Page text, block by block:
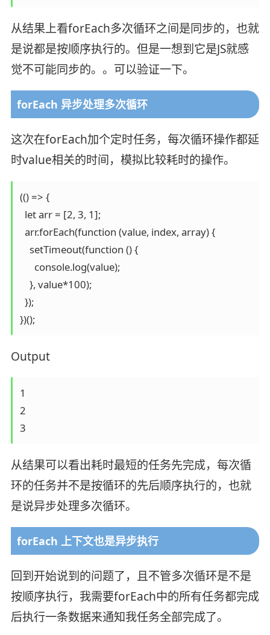
从结果上看forEach多次循环之间是同步的，也就
是说都是按顺序执行的。但是一想到它是JS就感
觉不可能同步的。。可以验证一下。
forEach 异步处理多次循环
这次在forEach加个定时任务，每次循环操作都延
时value相关的时间，模拟比较耗时的操作。
(() => {
  let arr = [2, 3, 1];
  arr.forEach(function (value, index, array) {
    setTimeout(function () {
      console.log(value);
    }, value*100);
  });
})();
Output
1
2
3
从结果可以看出耗时最短的任务先完成，每次循
环的任务并不是按循环的先后顺序执行的，也就
是说异步处理多次循环。
forEach 上下文也是异步执行
回到开始说到的问题了，且不管多次循环是不是
按顺序执行，我需要forEach中的所有任务都完成
后执行一条数据来通知我任务全部完成了。